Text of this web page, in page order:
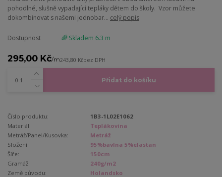
pohodlné, slušně vypadající tepláky dětem do školy. Vzor můžete
dokombinovat s našemi jednobar... celý popis
Dostupnost 🌈 Skladem 6.3 m
295,00 Kč/m243,80 Kčbez DPH
Přidat do košíku
Číslo produktu:
1B3-1L02E1062
Materiál:
Teplákovina
Metráž/Panel/Kusovka:
Metráž
Složení:
95%bavlna 5%elastan
Šíře:
150cm
Gramáž:
240g/m2
Země původu:
Holandsko